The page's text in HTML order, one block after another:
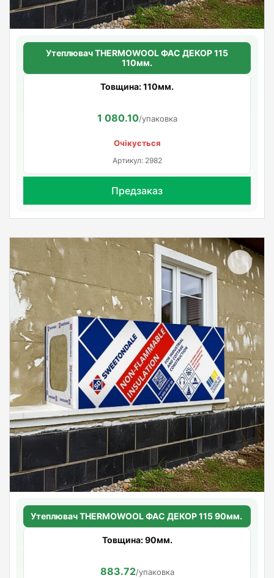
Утеплювач THERMOWOOL ФАС ДЕКОР 115
110мм.
Товщина: 110мм.
1 080.10/упаковка
Очікується
Артикул: 2982
Предзаказ
Утеплювач THERMOWOOL ФАС ДЕКОР 115 90мм.
Товщина: 90мм.
883.72/упаковка